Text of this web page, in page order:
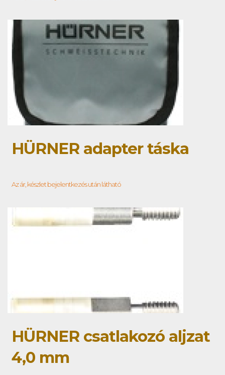
HÜRNER adapter táska
Az ár, készlet bejelentkezés után látható
HÜRNER csatlakozó aljzat
4,0 mm